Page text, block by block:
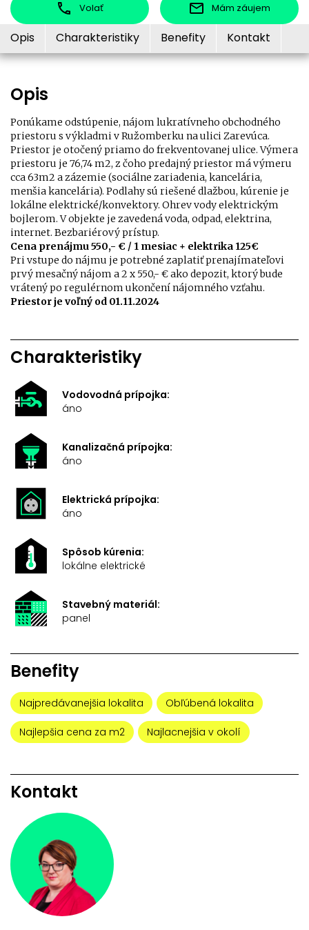
Volať Mám záujem
Opis Charakteristiky Benefity Kontakt
Opis
Ponúkame odstúpenie, nájom lukratívneho obchodného
priestoru s výkladmi v Ružomberku na ulici Zarevúca.
Priestor je otočený priamo do frekventovanej ulice. Výmera
priestoru je 76,74 m2, z čoho predajný priestor má výmeru
cca 63m2 a zázemie (sociálne zariadenia, kancelária,
menšia kancelária). Podlahy sú riešené dlažbou, kúrenie je
lokálne elektrické/konvektory. Ohrev vody elektrickým
bojlerom. V objekte je zavedená voda, odpad, elektrina,
internet. Bezbariérový prístup.
Cena prenájmu 550,- € / 1 mesiac + elektrika 125€
Pri vstupe do nájmu je potrebné zaplatiť prenajímateľovi
prvý mesačný nájom a 2 x 550,- € ako depozit, ktorý bude
vrátený po regulérnom ukončení nájomného vzťahu.
Priestor je voľný od 01.11.2024
Charakteristiky
Vodovodná prípojka:
áno
Kanalizačná prípojka:
áno
Elektrická prípojka:
áno
Spôsob kúrenia:
lokálne elektrické
Stavebný materiál:
panel
Benefity
Najpredávanejšia lokalita Obľúbená lokalita
Najlepšia cena za m2 Najlacnejšia v okolí
Kontakt